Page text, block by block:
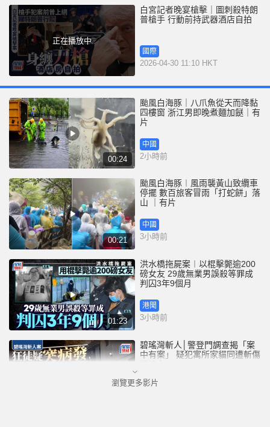
e
正在播放中
白宮記者晚宴槍擊｜圖刺殺特朗
普槍手 行動前持武器酒店自拍
國際
2026-04-30 11:10 HKT
00:24
颱風白海豚｜八爪魚從天而降黏
四樓窗 浙江男即晚煮麵加餸｜有
片
中國
2小時前
00:21
颱風白海豚︱風雨襲黃山致纜車
停擺 數百旅客冒雨「打蛇餅」落
山 ｜有片
中國
3小時前
01:23
洪水橋拖屍案︱以棍擊斃逾200
磅女友 29歲無業男誤殺等罪成
判囚3年9個月
港聞
3小時前
碧瑤灣斬人│警登門調查揭「案
中有案」 疑犯寓所家貓同遭斬傷
港聞
瀏覽更多影片